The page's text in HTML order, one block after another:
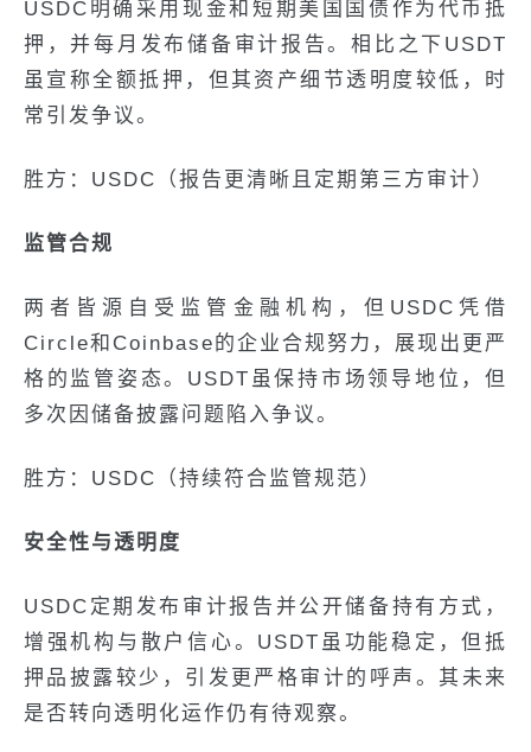
USDC明确采用现金和短期美国国债作为代币抵
押，并每月发布储备审计报告。相比之下USDT
虽宣称全额抵押，但其资产细节透明度较低，时
常引发争议。
胜方：USDC（报告更清晰且定期第三方审计）
监管合规
两者皆源自受监管金融机构，但USDC凭借
Circle和Coinbase的企业合规努力，展现出更严
格的监管姿态。USDT虽保持市场领导地位，但
多次因储备披露问题陷入争议。
胜方：USDC（持续符合监管规范）
安全性与透明度
USDC定期发布审计报告并公开储备持有方式，
增强机构与散户信心。USDT虽功能稳定，但抵
押品披露较少，引发更严格审计的呼声。其未来
是否转向透明化运作仍有待观察。